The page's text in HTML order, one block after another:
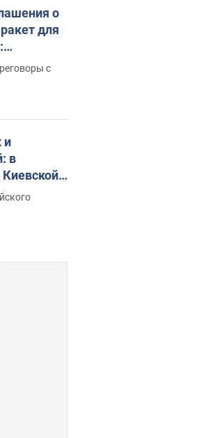
о
для
с
и
в
внук